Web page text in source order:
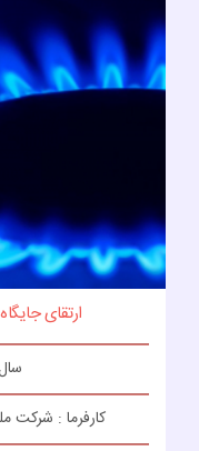
ارتقای
سال
کارفرما : شرکت